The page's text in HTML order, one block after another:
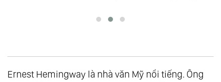
Ernest Hemingway là nhà văn Mỹ nổi tiếng. Ông